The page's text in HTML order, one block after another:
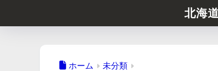
北海
ホーム 未分類